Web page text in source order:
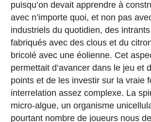
puisqu’on devait apprendre à
avec n’importe quoi, et non pas
industriels du quotidien, des
fabriqués avec des clous et du
bricolé avec une éolienne. Cet
permettait d’avancer dans le jeu et
points et de les investir sur la vraie
interrelation assez complexe. La
micro-algue, un organisme
pourtant nombre de joueurs nous